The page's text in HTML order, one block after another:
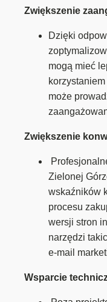
Zwiększenie
Dzięki
mogą mieć
może
Zwiększenie
Zielonej
wskaźników
procesu
wersji stron
narzędzi
e-mail
Wsparcie